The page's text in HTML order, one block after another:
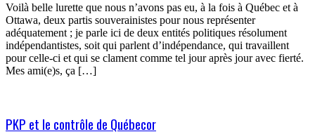
Voilà belle lurette que nous n’avons pas eu, à la fois à Québec et à
Ottawa, deux partis souverainistes pour nous représenter
adéquatement ; je parle ici de deux entités politiques résolument
indépendantistes, soit qui parlent d’indépendance, qui travaillent
pour celle-ci et qui se clament comme tel jour après jour avec fierté.
Mes ami(e)s, ça […]
PKP et le contrôle de Québecor